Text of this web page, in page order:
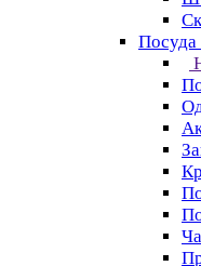
Посуда